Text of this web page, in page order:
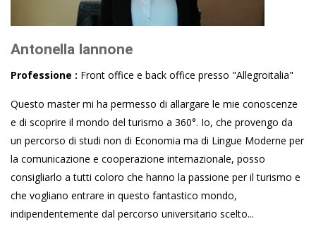
Antonella Iannone
Professione : Front office e back office presso "Allegroitalia"
Questo master mi ha permesso di allargare le mie conoscenze
e di scoprire il mondo del turismo a 360°. Io, che provengo da
un percorso di studi non di Economia ma di Lingue Moderne per
la comunicazione e cooperazione internazionale, posso
consigliarlo a tutti coloro che hanno la passione per il turismo e
che vogliano entrare in questo fantastico mondo,
indipendentemente dal percorso universitario scelto...